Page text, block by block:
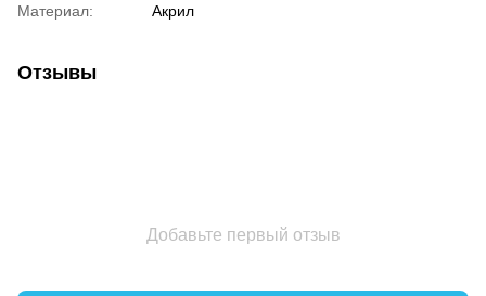
Материал:
Акрил
Отзывы
Добавьте первый отзыв